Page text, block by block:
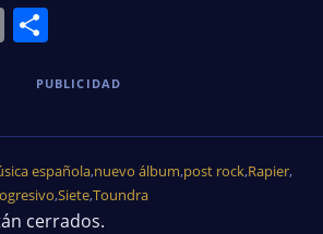
Email
PUBLICIDAD
española,nuevo álbum,post rock,Rapier,
,Siete,Toundra
cerrados.